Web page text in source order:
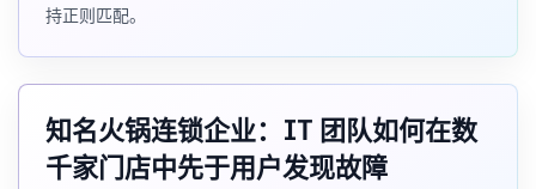
持正则匹配。
知名火锅连锁企业：IT 团队如何在数
千家门店中先于用户发现故障